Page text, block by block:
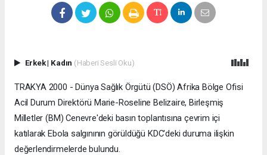
Erkek| Kadın (Haberi Sesli Oku)
TRAKYA 2000 - Dünya Sağlık Örgütü (DSÖ) Afrika Bölge Ofisi
Acil Durum Direktörü Marie-Roseline Belizaire, Birleşmiş
Milletler (BM) Cenevre'deki basın toplantısına çevrim içi
katılarak Ebola salgınının görüldüğü KDC'deki duruma ilişkin
değerlendirmelerde bulundu.